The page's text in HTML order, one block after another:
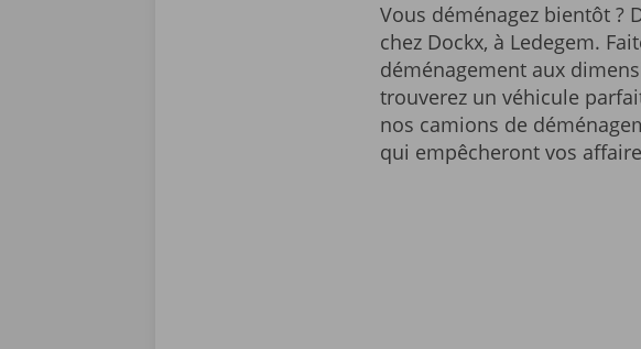
Vous déménagez bientôt ?
chez Dockx, à Ledegem.
déménagement aux
trouverez un véhicule
nos camions de
qui empêcheront vos